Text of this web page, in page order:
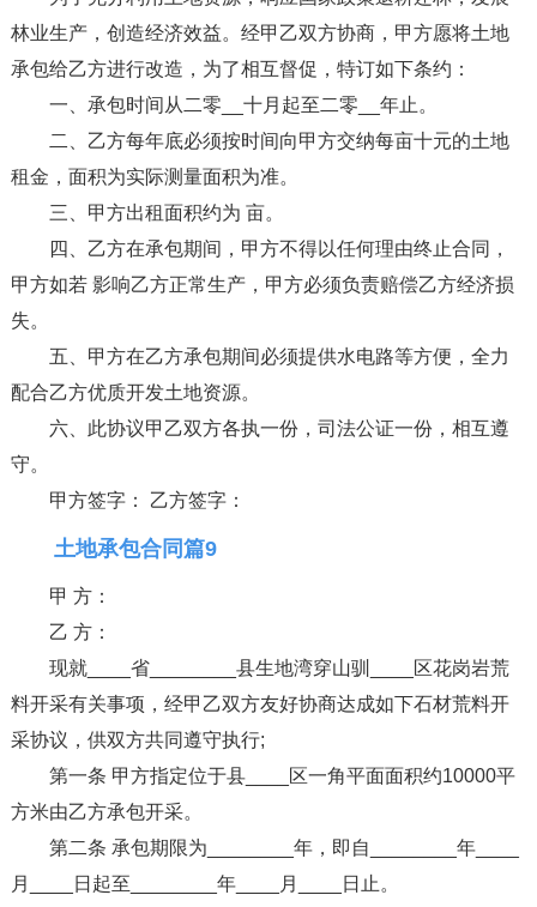
林业生产，创造经济效益。经甲乙双方协商，甲方愿将土地
承包给乙方进行改造，为了相互督促，特订如下条约：
一、承包时间从二零__十月起至二零__年止。
二、乙方每年底必须按时间向甲方交纳每亩十元的土地
租金，面积为实际测量面积为准。
三、甲方出租面积约为 亩。
四、乙方在承包期间，甲方不得以任何理由终止合同，
甲方如若 影响乙方正常生产，甲方必须负责赔偿乙方经济损
失。
五、甲方在乙方承包期间必须提供水电路等方便，全力
配合乙方优质开发土地资源。
六、此协议甲乙双方各执一份，司法公证一份，相互遵
守。
甲方签字： 乙方签字：
土地承包合同篇9
甲 方：
乙 方：
现就____省________县生地湾穿山驯____区花岗岩荒
料开采有关事项，经甲乙双方友好协商达成如下石材荒料开
采协议，供双方共同遵守执行;
第一条 甲方指定位于县____区一角平面面积约10000平
方米由乙方承包开采。
第二条 承包期限为________年，即自________年____
月____日起至________年____月____日止。